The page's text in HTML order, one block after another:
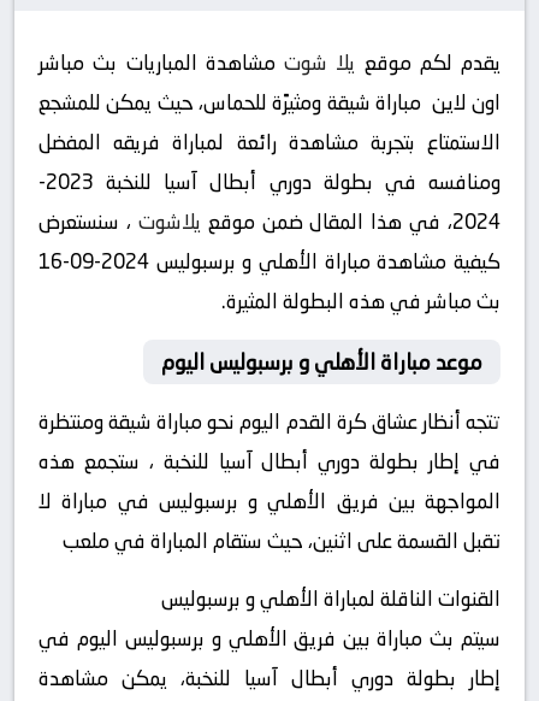
يقدم لكم موقع يلا شوت مشاهدة المباريات بث مباشر
اون لاين مباراة شيقة ومثيرًة للحماس، حيث يمكن للمشجع
الاستمتاع بتجربة مشاهدة رائعة لمباراة فريقه المفضل
ومنافسه في بطولة دوري أبطال آسيا للنخبة 2023-
2024، في هذا المقال ضمن موقع
يلاشوت ، سنستعرض
كيفية مشاهدة مباراة الأهلي و برسبوليس 2024-09-16
بث مباشر في هذه البطولة المثيرة.
موعد مباراة الأهلي و برسبوليس اليوم
تتجه أنظار عشاق كرة القدم اليوم نحو مباراة شيقة ومنتظرة
في إطار بطولة دوري أبطال آسيا للنخبة ، ستجمع هذه
المواجهة بين فريق الأهلي و برسبوليس في مباراة لا
تقبل القسمة على اثنين، حيث ستقام المباراة في ملعب
القنوات الناقلة لمباراة الأهلي و برسبوليس
سيتم بث مباراة بين فريق الأهلي و برسبوليس اليوم في
إطار بطولة دوري أبطال آسيا للنخبة، يمكن مشاهدة